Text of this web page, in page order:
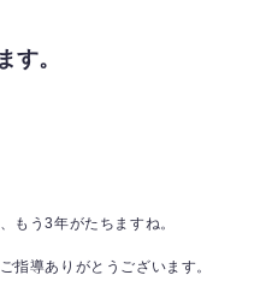
す。
もう3年がたちますね。
指導ありがとうございます。